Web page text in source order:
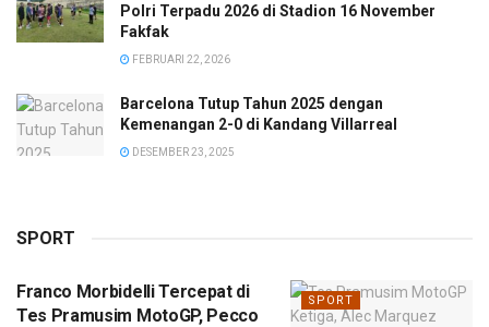
Polri Terpadu 2026 di Stadion 16 November
Fakfak
FEBRUARI 22, 2026
Barcelona Tutup Tahun 2025 dengan
Kemenangan 2-0 di Kandang Villarreal
DESEMBER 23, 2025
SPORT
SPORT
Franco Morbidelli Tercepat di
Tes Pramusim MotoGP, Pecco